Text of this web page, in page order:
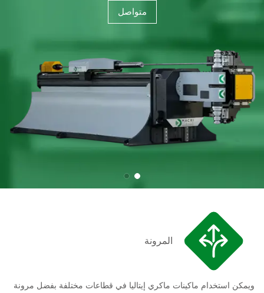
متواصل
المرونة
ويمكن استخدام ماكينات ماكري إيتاليا في قطاعات مختلفة بفضل مرونة